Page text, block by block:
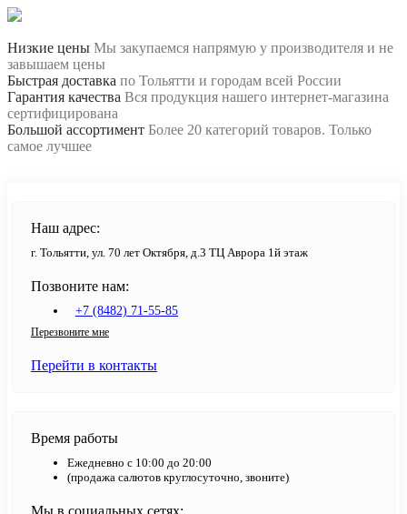
Низкие цены Мы закупаемся напрямую у производителя и не
завышаем цены
Быстрая доставка по Тольятти и городам всей России
Гарантия качества Вся продукция нашего интернет-магазина
сертифицирована
Большой ассортимент Более 20 категорий товаров. Только
самое лучшее
Наш адрес:
г. Тольятти, ул. 70 лет Октября, д.3 ТЦ Аврора 1й этаж
Позвоните нам:
+7 (8482) 71-55-85
Перезвоните мне
Перейти в контакты
Время работы
Ежедневно с 10:00 до 20:00
(продажа салютов круглосуточно, звоните)